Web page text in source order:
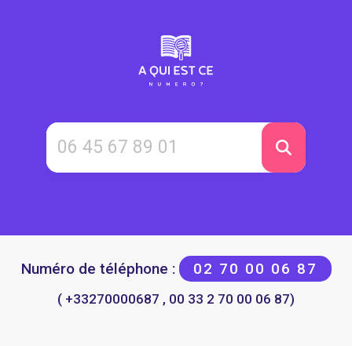
Numéro de téléphone : 02 70 00 06 87
( +33270000687 , 00 33 2 70 00 06 87)